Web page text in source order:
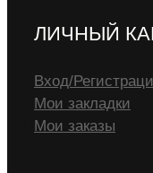
ЛИЧНЫЙ
Вход/
Мои закладки
Мои заказы